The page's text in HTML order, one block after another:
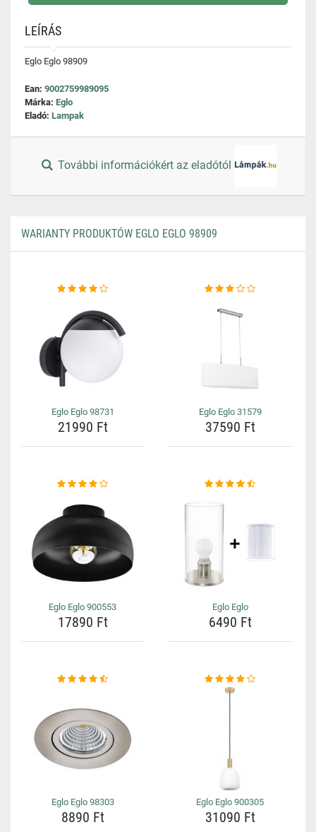
LEÍRÁS
Eglo Eglo 98909
Ean: 9002759989095
Márka: Eglo
Eladó: Lampak
További információkért az eladótól
WARIANTY PRODUKTÓW EGLO EGLO 98909
Eglo Eglo 98731
21990 Ft
Eglo Eglo 31579
37590 Ft
Eglo Eglo 900553
17890 Ft
Eglo Eglo
6490 Ft
Eglo Eglo 98303
8890 Ft
Eglo Eglo 900305
31090 Ft